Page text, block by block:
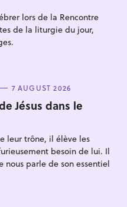
lors de la Rencontre
de la liturgie du jour,
7 AUGUST 2026
Jésus dans le
leur trône, il élève les
besoin de lui. Il
parle de son essentiel